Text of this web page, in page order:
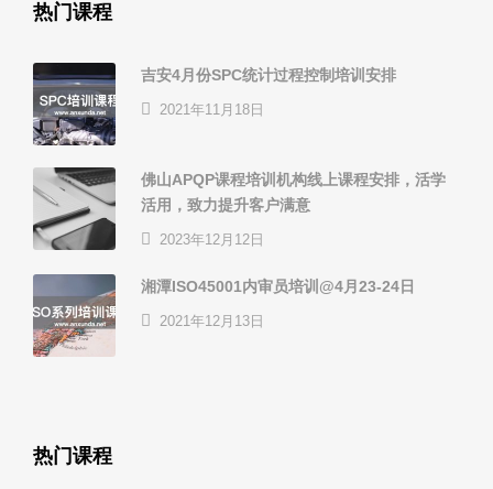
热门课程
吉安4月份SPC统计过程控制培训安排
2021年11月18日
佛山APQP课程培训机构线上课程安排，活学
活用，致力提升客户满意
2023年12月12日
湘潭ISO45001内审员培训@4月23-24日
2021年12月13日
热门课程